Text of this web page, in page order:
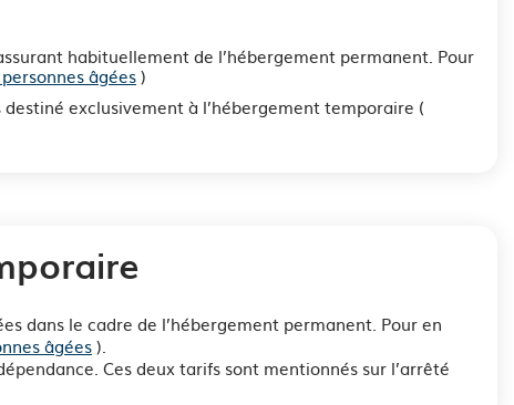
habituellement de l’hébergement permanent. Pour
âgées)
exclusivement à l’hébergement temporaire (
dans le cadre de l’hébergement permanent. Pour en
âgées).
Ces deux tarifs sont mentionnés sur l’arrêté